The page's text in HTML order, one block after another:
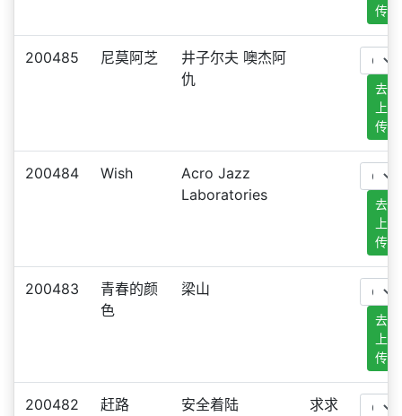
传
200485 尼莫阿芝
井子尔夫 噢杰阿
仇
去
上
传
200484 Wish
Acro Jazz
Laboratories
去
上
传
200483
青春的颜
色
梁山
去
上
传
200482 赶路 安全着陆
求求